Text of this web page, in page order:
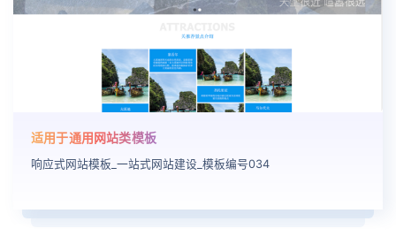
适用于通用网站类模板
响应式网站模板_一站式网站建设_模板编号034